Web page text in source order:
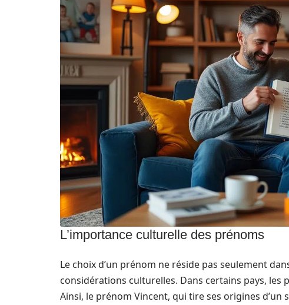
L’importance culturelle des prénoms
Le choix d’un prénom ne réside pas seulement
considérations culturelles. Dans certains pays,
Ainsi, le prénom Vincent, qui tire ses origines